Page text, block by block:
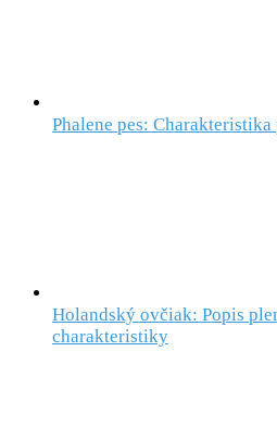
Phalene pes: Charakteristika
Holandský ovčiak: Popis
charakteristiky